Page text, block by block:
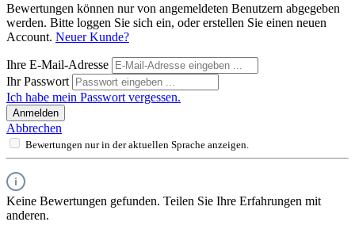
Bewertungen können nur von angemeldeten Benutzern abgegeben
werden. Bitte loggen Sie sich ein, oder erstellen Sie einen neuen
Account. Neuer Kunde?
Ihre E-Mail-Adresse
Ihr Passwort
Ich habe mein Passwort vergessen.
Anmelden
Abbrechen
Bewertungen nur in der aktuellen Sprache anzeigen.
Keine Bewertungen gefunden. Teilen Sie Ihre Erfahrungen mit
anderen.